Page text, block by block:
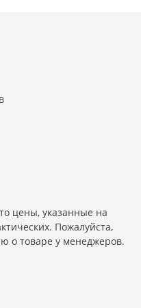
цены, указанные на
Пожалуйста,
о товаре у менеджеров.